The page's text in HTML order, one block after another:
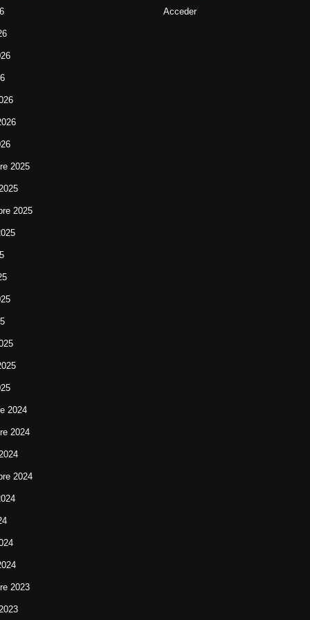
2025
2025
2024
2024
2024
2023
Acceder